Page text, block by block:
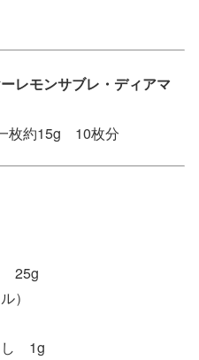
レモンサブレ・ディアマ
枚約15g 10枚分
25g
）
し 1g